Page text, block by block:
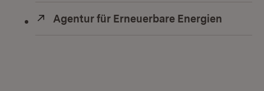
Extern:
Agentur für Erneuerbare Energien